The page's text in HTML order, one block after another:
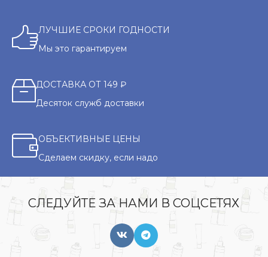
ЛУЧШИЕ СРОКИ ГОДНОСТИ
Мы это гарантируем
ДОСТАВКА ОТ 149 ₽
Десяток служб доставки
ОБЪЕКТИВНЫЕ ЦЕНЫ
Сделаем скидку, если надо
СЛЕДУЙТЕ ЗА НАМИ В СОЦСЕТЯХ